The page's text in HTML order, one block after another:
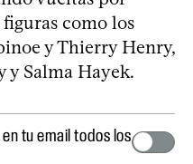
como los
y Thierry Henry,
y Salma Hayek.
en tu email todos los